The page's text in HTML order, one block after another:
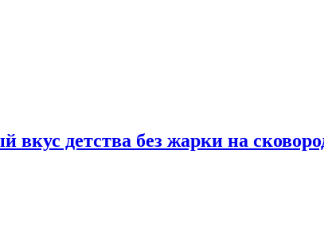
вкус детства без жарки на